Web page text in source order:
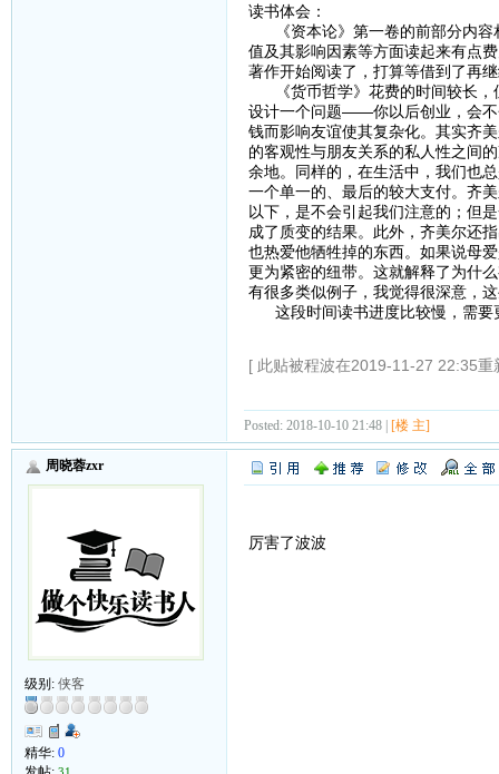
读书体会：
《资本论》第一卷的前部分内容
值及其影响因素等方面读起来有点
著作开始阅读了，打算等借到了再
《货币哲学》花费的时间较长，
设计一个问题——你以后创业，会不
钱而影响友谊使其复杂化。其实齐
的客观性与朋友关系的私人性之间
余地。同样的，在生活中，我们也
一个单一的、最后的较大支付。齐
以下，是不会引起我们注意的；但
成了质变的结果。此外，齐美尔还
也热爱他牺牲掉的东西。如果说母
更为紧密的纽带。这就解释了为什
有很多类似例子，我觉得很深意，
这段时间读书进度比较慢，需要
[ 此贴被程波在2019-11-27 22:35重
Posted: 2018-10-10 21:48 | [楼 主]
周晓蓉zxr
级别: 侠客
精华: 0
厉害了波波